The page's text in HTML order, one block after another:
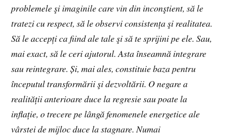
problemele şi imaginile care vin din inconştient, să le
tratezi cu respect, să le observi consistența şi realitatea.
Să le accepți ca fiind ale tale şi să te sprijini pe ele. Sau,
mai exact, să le ceri ajutorul. Asta înseamnă integrare
sau reintegrare. Și, mai ales, constituie baza pentru
începutul transformării şi dezvoltării. O negare a
realității anterioare duce la regresie sau poate la
inflație, o trecere pe lângă fenomenele energetice ale
vârstei de mijloc duce la stagnare. Numai